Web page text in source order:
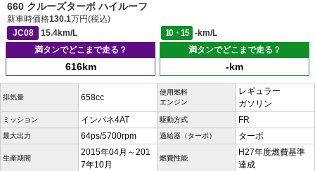
660 クルーズターボ ハイルーフ
新車時価格130.1万円(税込)
JC08
15.4km/L 10・15
-km/L
満タンでどこまで走る？
616km
満タンでどこまで走る？
-km
排気量 658cc
使用燃料
エンジン
レギュラー
ガソリン
ミッション インパネ4AT 駆動方式 FR
最大出力 64ps/5700rpm 過給器（ターボ） ターボ
生産期間
2015年04月～201
7年10月
燃費性能
H27年度燃費基準
達成